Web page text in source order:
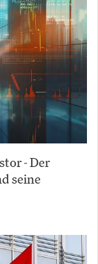
- Der
seine